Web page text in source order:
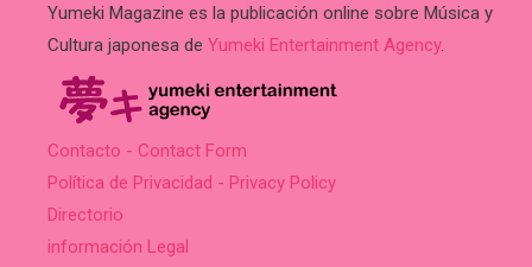
Yumeki Magazine es la publicación online sobre Música y
Cultura japonesa de Yumeki Entertainment Agency.
Contacto - Contact Form
Política de Privacidad - Privacy Policy
Directorio
información Legal